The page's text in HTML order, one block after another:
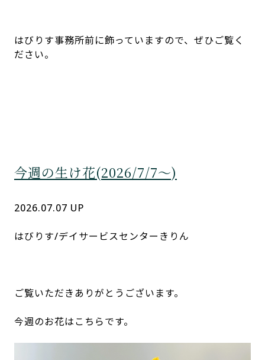
はびりす事務所前に飾っていますので、ぜひご覧く
ださい。
今週の生け花(2026/7/7～)
2026.07.07 UP
はびりす/デイサービスセンターきりん
ご覧いただきありがとうございます。
今週のお花はこちらです。